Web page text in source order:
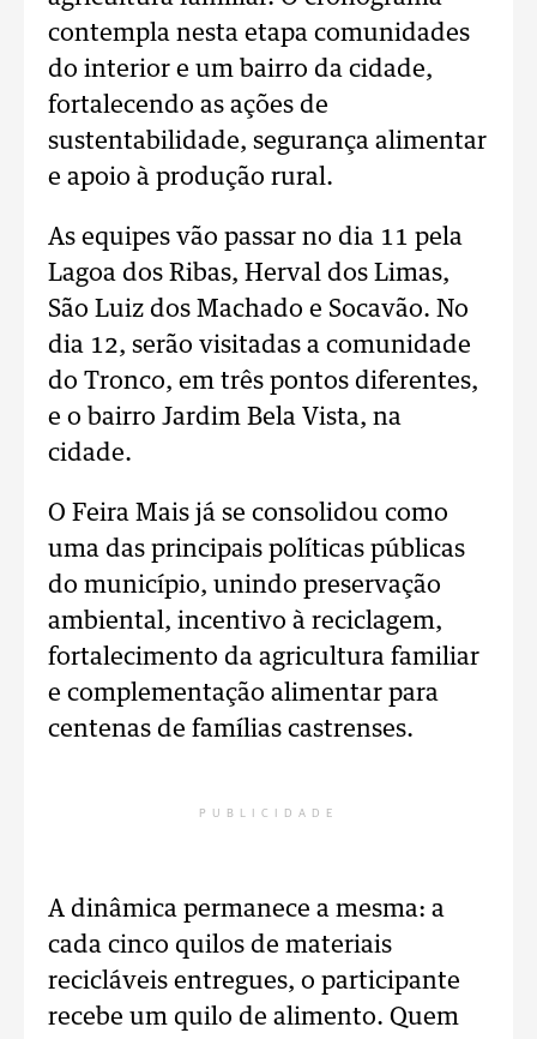
contempla nesta etapa comunidades
do interior e um bairro da cidade,
fortalecendo as ações de
sustentabilidade, segurança alimentar
e apoio à produção rural.
As equipes vão passar no dia 11 pela
Lagoa dos Ribas, Herval dos Limas,
São Luiz dos Machado e Socavão. No
dia 12, serão visitadas a comunidade
do Tronco, em três pontos diferentes,
e o bairro Jardim Bela Vista, na
cidade.
O Feira Mais já se consolidou como
uma das principais políticas públicas
do município, unindo preservação
ambiental, incentivo à reciclagem,
fortalecimento da agricultura familiar
e complementação alimentar para
centenas de famílias castrenses.
PUBLICIDADE
A dinâmica permanece a mesma: a
cada cinco quilos de materiais
recicláveis entregues, o participante
recebe um quilo de alimento. Quem